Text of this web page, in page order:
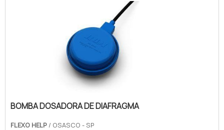
grande economia de solvente, para tintas a base de
BOMBA DOSADORA DE DIAFRAGMA
FLEXO HELP / OSASCO - SP